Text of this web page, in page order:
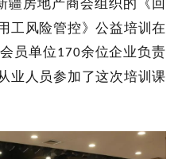
疆房地产商会组织的《回
风险管控》公益培训在
员单位170余位企业负责
业人员参加了这次培训课